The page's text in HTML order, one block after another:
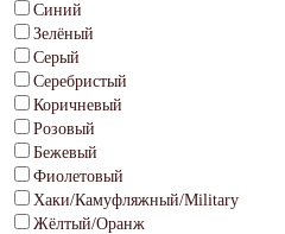
Синий
Зелёный
Серый
Серебристый
Коричневый
Розовый
Бежевый
Фиолетовый
Хаки/Камуфляжный/Military
Жёлтый/Оранж